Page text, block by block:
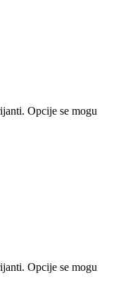
Opcije se mogu
Opcije se mogu